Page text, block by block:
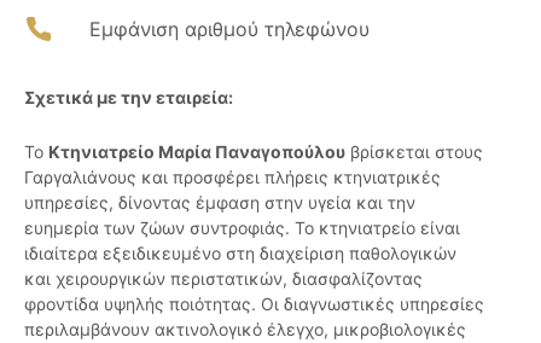
Εμφάνιση αριθμού τηλεφώνου
Σχετικά με την εταιρεία:
Το Κτηνιατρείο Μαρία Παναγοπούλου βρίσκεται στους
Γαργαλιάνους και προσφέρει πλήρεις κτηνιατρικές
υπηρεσίες, δίνοντας έμφαση στην υγεία και την
ευημερία των ζώων συντροφιάς. Το κτηνιατρείο είναι
ιδιαίτερα εξειδικευμένο στη διαχείριση παθολογικών
και χειρουργικών περιστατικών, διασφαλίζοντας
φροντίδα υψηλής ποιότητας. Οι διαγνωστικές υπηρεσίες
περιλαμβάνουν ακτινολογικό έλεγχο, μικροβιολογικές